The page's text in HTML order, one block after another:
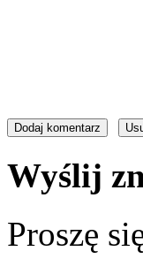
Wyślij
Proszę